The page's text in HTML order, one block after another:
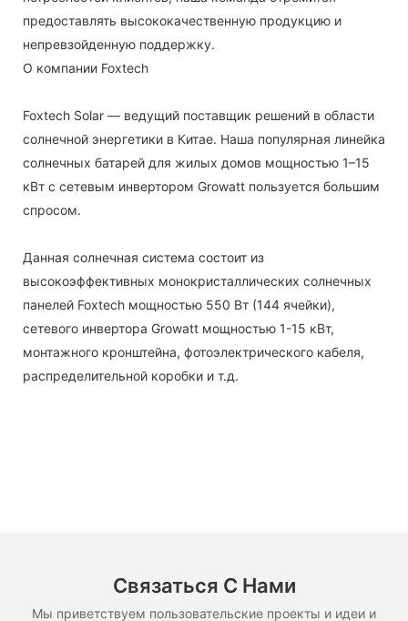
предоставлять высококачественную продукцию и
непревзойденную поддержку.
О компании Foxtech
Foxtech Solar — ведущий поставщик решений в области
солнечной энергетики в Китае. Наша популярная линейка
солнечных батарей для жилых домов мощностью 1–15
кВт с сетевым инвертором Growatt пользуется большим
спросом.
Данная солнечная система состоит из
высокоэффективных монокристаллических солнечных
панелей Foxtech мощностью 550 Вт (144 ячейки),
сетевого инвертора Growatt мощностью 1-15 кВт,
монтажного кронштейна, фотоэлектрического кабеля,
распределительной коробки и т.д.
Связаться С Нами
Мы приветствуем пользовательские проекты и идеи и